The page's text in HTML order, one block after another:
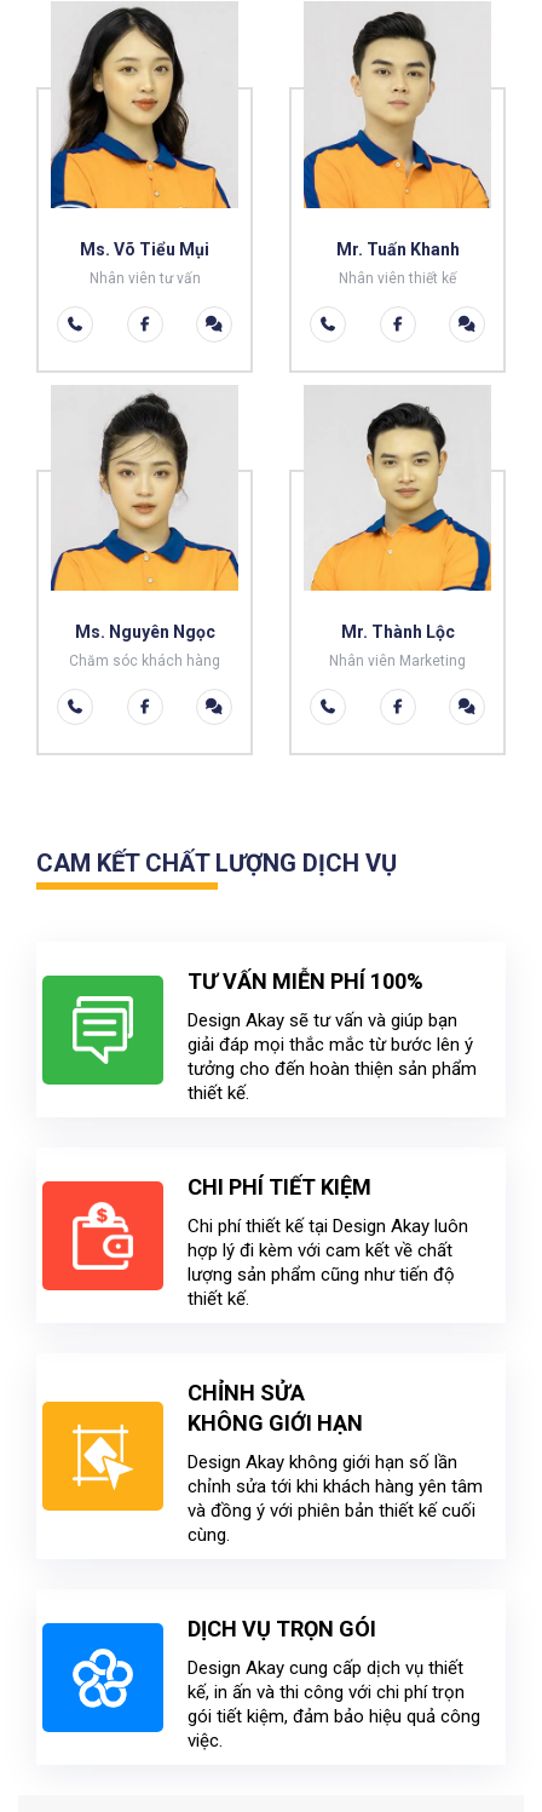
Ms. Võ Tiểu Mụi
Nhân viên tư vấn
Mr. Tuấn Khanh
Nhân viên thiết kế
Ms. Nguyên Ngọc
Chăm sóc khách hàng
Mr. Thành Lộc
Nhân viên Marketing
CAM KẾT CHẤT LƯỢNG DỊCH VỤ
TƯ VẤN MIỄN PHÍ 100%
Design Akay sẽ tư vấn và giúp bạn
giải đáp mọi thắc mắc từ bước lên ý
tưởng cho đến hoàn thiện sản phẩm
thiết kế.
CHI PHÍ TIẾT KIỆM
Chi phí thiết kế tại Design Akay luôn
hợp lý đi kèm với cam kết về chất
lượng sản phẩm cũng như tiến độ
thiết kế.
CHỈNH SỬA
KHÔNG GIỚI HẠN
Design Akay không giới hạn số lần
chỉnh sửa tới khi khách hàng yên tâm
và đồng ý với phiên bản thiết kế cuối
cùng.
DỊCH VỤ TRỌN GÓI
Design Akay cung cấp dịch vụ thiết
kế, in ấn và thi công với chi phí trọn
gói tiết kiệm, đảm bảo hiệu quả công
việc.